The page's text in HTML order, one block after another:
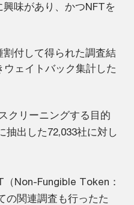
興味があり、かつNFTを
付して得られた調査結
ェイトバック集計した
クリーニングする目的
抽出した72,033社に対し
Non-Fungible Token：
の関連調査も行ったた